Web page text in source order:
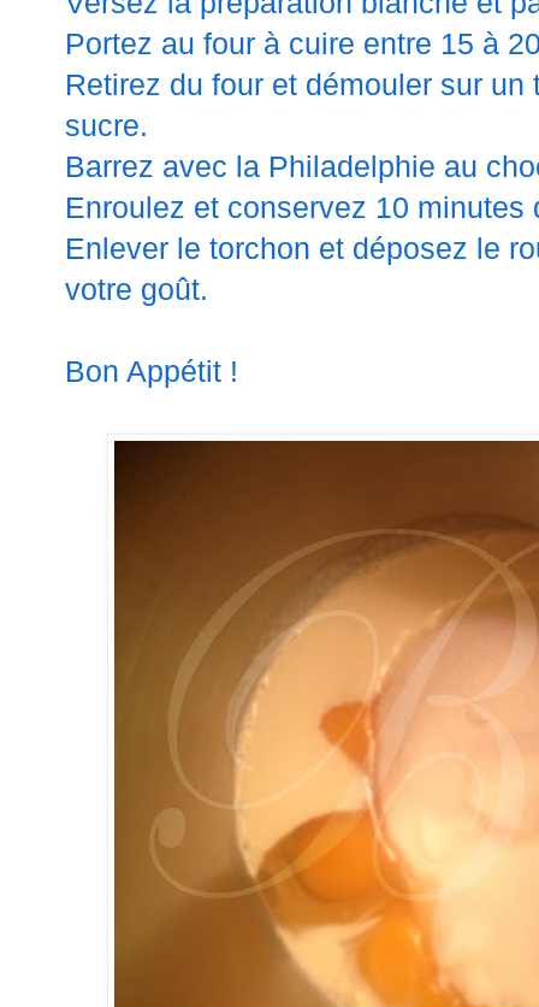
Portez au four à cuire entre 15 à
Retirez du four et démouler sur un
sucre.
Barrez avec la Philadelphie au
Enroulez et conservez 10 minutes
Enlever le torchon et déposez le
votre goût.
Bon Appétit !